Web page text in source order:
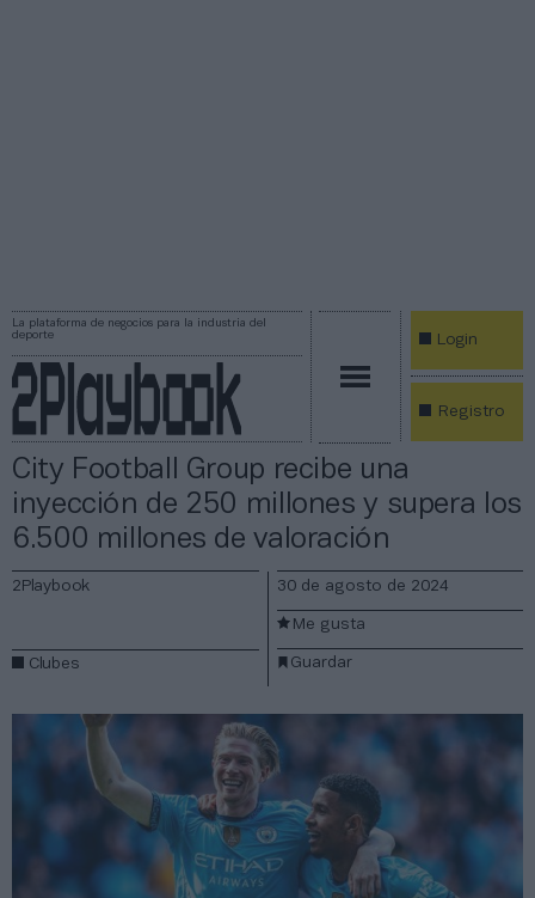
La plataforma de negocios para la industria del
deporte
Login
Registro
City Football Group recibe una
inyección de 250 millones y supera los
6.500 millones de valoración
2Playbook
Clubes
30 de agosto de 2024
Guardar
Me gusta